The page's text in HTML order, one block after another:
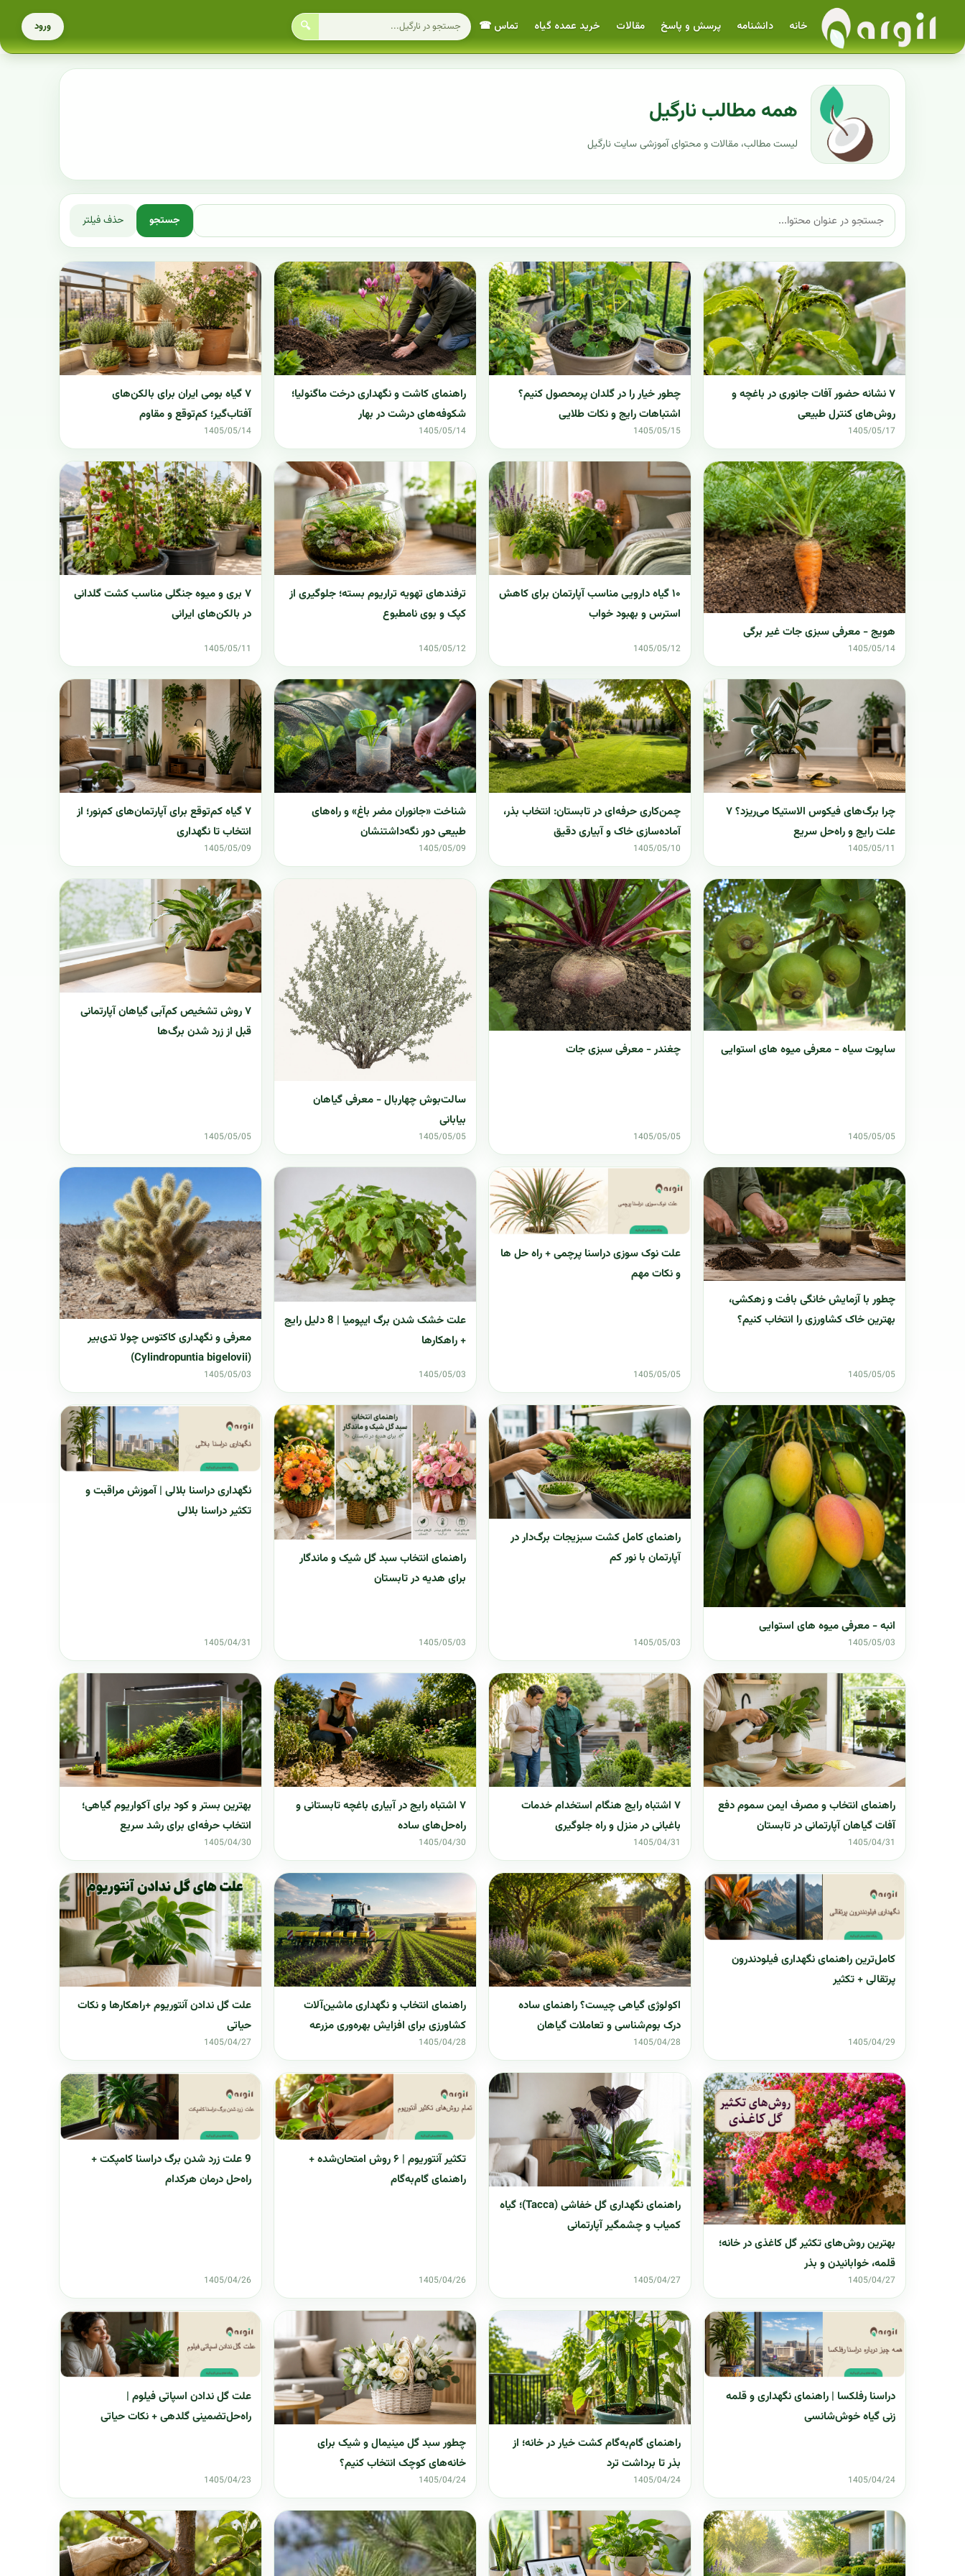
خانه دانشنامه پرسش و پاسخ مقالات خرید عمده گیاه تماس ☎ 🔍 ورود
همه مطالب نارگیل
لیست مطالب، مقالات و محتوای آموزشی سایت نارگیل
جستجو حذف فیلتر
۷ نشانه حضور آفات جانوری در باغچه و
روش‌های کنترل طبیعی
1405/05/17
چطور خیار را در گلدان پرمحصول کنیم؟
اشتباهات رایج و نکات طلایی
1405/05/15
راهنمای کاشت و نگهداری درخت ماگنولیا؛
شکوفه‌های درشت در بهار
1405/05/14
۷ گیاه بومی ایران برای بالکن‌های
آفتاب‌گیر؛ کم‌توقع و مقاوم
1405/05/14
هویج - معرفی سبزی جات غیر برگی
1405/05/14
۱۰ گیاه دارویی مناسب آپارتمان برای کاهش
استرس و بهبود خواب
1405/05/12
ترفندهای تهویه تراریوم بسته؛ جلوگیری از
کپک و بوی نامطبوع
1405/05/12
۷ بری و میوه جنگلی مناسب کشت گلدانی
در بالکن‌های ایرانی
1405/05/11
چرا برگ‌های فیکوس الاستیکا می‌ریزد؟ ۷
علت رایج و راه‌حل سریع
1405/05/11
چمن‌کاری حرفه‌ای در تابستان: انتخاب بذر،
آماده‌سازی خاک و آبیاری دقیق
1405/05/10
شناخت «جانوران مضر باغ» و راه‌های
طبیعی دور نگه‌داشتنشان
1405/05/09
۷ گیاه کم‌توقع برای آپارتمان‌های کم‌نور؛ از
انتخاب تا نگهداری
1405/05/09
ساپوت سیاه - معرفی میوه های استوایی
1405/05/05
چغندر - معرفی سبزی جات
1405/05/05
سالت‌بوش چهاربال - معرفی گیاهان
بیابانی
1405/05/05
۷ روش تشخیص کم‌آبی گیاهان آپارتمانی
قبل از زرد شدن برگ‌ها
1405/05/05
چطور با آزمایش خانگی بافت و زهکشی،
بهترین خاک کشاورزی را انتخاب کنیم؟
1405/05/05
علت نوک سوزی دراسنا پرچمی + راه حل ها
و نکات مهم
1405/05/05
علت خشک شدن برگ ایپومیا | 8 دلیل رایج
+ راهکارها
1405/05/03
معرفی و نگهداری کاکتوس چولا تدی‌بیر
(Cylindropuntia bigelovii)
1405/05/03
انبه - معرفی میوه های استوایی
1405/05/03
راهنمای کامل کشت سبزیجات برگ‌دار در
آپارتمان با نور کم
1405/05/03
راهنمای انتخاب سبد گل شیک و ماندگار
برای هدیه در تابستان
1405/05/03
نگهداری دراسنا بلالی | آموزش مراقبت و
تکثیر دراسنا بلالی
1405/04/31
راهنمای انتخاب و مصرف ایمن سموم دفع
آفات گیاهان آپارتمانی در تابستان
1405/04/31
۷ اشتباه رایج هنگام استخدام خدمات
باغبانی در منزل و راه جلوگیری
1405/04/31
۷ اشتباه رایج در آبیاری باغچه تابستانی و
راه‌حل‌های ساده
1405/04/30
بهترین بستر و کود برای آکواریوم گیاهی؛
انتخاب حرفه‌ای برای رشد سریع
1405/04/30
کامل‌ترین راهنمای نگهداری فیلودندرون
پرتقالی + تکثیر
1405/04/29
اکولوژی گیاهی چیست؟ راهنمای ساده
درک بوم‌شناسی و تعاملات گیاهان
1405/04/28
راهنمای انتخاب و نگهداری ماشین‌آلات
کشاورزی برای افزایش بهره‌وری مزرعه
1405/04/28
علت گل ندادن آنتوریوم +راهکارها و نکات
حیاتی
1405/04/27
بهترین روش‌های تکثیر گل کاغذی در خانه؛
قلمه، خوابانیدن و بذر
1405/04/27
راهنمای نگهداری گل خفاشی (Tacca)؛ گیاه
کمیاب و چشمگیر آپارتمانی
1405/04/27
تکثیر آنتوریوم | ۶ روش امتحان‌شده +
راهنمای گام‌به‌گام
1405/04/26
9 علت زرد شدن برگ دراسنا کامپکت +
راه‌حل درمان هرکدام
1405/04/26
دراسنا رفلکسا | راهنمای نگهداری و قلمه
زنی گیاه خوش‌شانسی
1405/04/24
راهنمای گام‌به‌گام کشت خیار در خانه؛ از
بذر تا برداشت ترد
1405/04/24
چطور سبد گل مینیمال و شیک برای
خانه‌های کوچک انتخاب کنیم؟
1405/04/24
علت گل ندادن اسپاتی فیلوم |
راه‌حل‌تضمینی گلدهی + نکات حیاتی
1405/04/23